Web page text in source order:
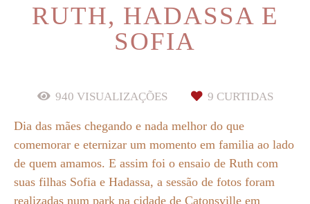
RUTH, HADASSA E
SOFIA
940 VISUALIZAÇÕES 9 CURTIDAS
Dia das mães chegando e nada melhor do que
comemorar e eternizar um momento em familia ao lado
de quem amamos. E assim foi o ensaio de Ruth com
suas filhas Sofia e Hadassa, a sessão de fotos foram
realizadas num park na cidade de Catonsville em